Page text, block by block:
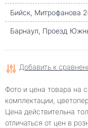
Бийск, Митрофанова
Барнаул, Проезд
Добавить к
Фото и цена товара на
комплектации,
Цена действительна
отличаться от цен в